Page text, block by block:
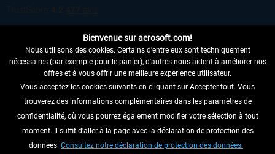
RENONCER AU CONTRAT ICI
INFORMATIONS
NE MANQUEZ PAS LES DERNIÈRES
Bienvenue sur aerosoft.com!
Nous utilisons des cookies. Certains d'entre eux sont techniquement
nécessaires (par exemple pour le panier), d'autres nous aident à améliorer nos
offres et à vous offrir une meilleure expérience utilisateur.
Vous acceptez les cookies suivants en cliquant sur Accepter tout. Vous
trouverez des informations complémentaires dans les paramètres de
confidentialité, où vous pourrez également modifier votre sélection à tout
moment. Il suffit d'aller à la page avec la déclaration de protection des
données. Consultez notre déclaration de protection des données.